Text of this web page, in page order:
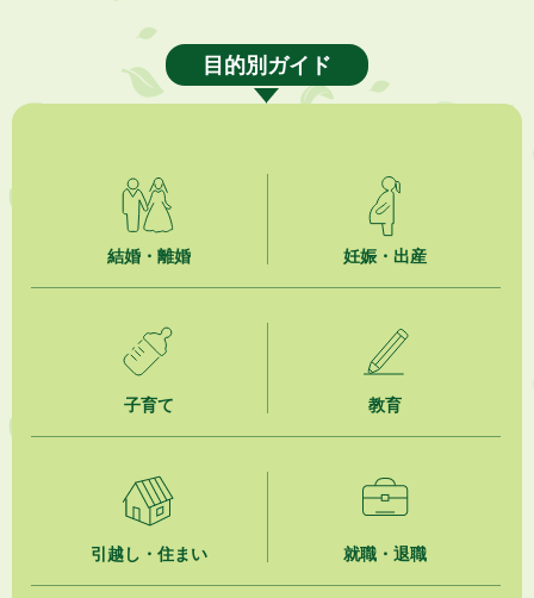
「掛川の教育<統計書>」について
就職・転職相談会のご案内
2026年8月6日
ジュビロ磐田（情報提供・お知らせ）
【日本DX大賞2026】ポスターセッション最優秀賞を受賞しました！
2026年8月4日
市民の勇気ある応急手当に感謝状を贈呈しました
目的別ガイド
結婚・離婚 妊娠・出産
子育て 教育
引越し・住まい 就職・退職